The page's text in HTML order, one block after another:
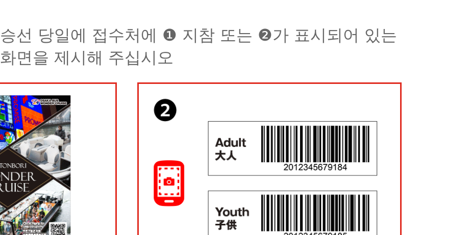
승선 당일에 접수처에 ❶ 지참 또는 ❷가 표시되어 있는
화면을 제시해 주십시오